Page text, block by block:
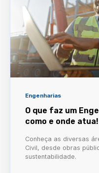
Engenharias
O que faz um
como e onde atua!
Conheça as diversas
Civil, desde obras
sustentabilidade.